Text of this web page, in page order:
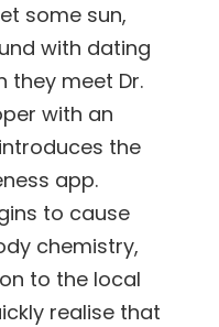
some sun,
with dating
they meet Dr.
with an
the
app.
to cause
chemistry,
to the local
realise that